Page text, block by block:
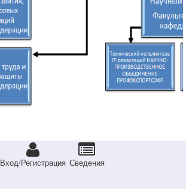
Вход/Регистрация Сведeния